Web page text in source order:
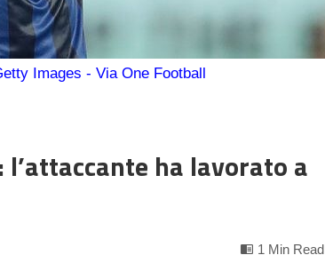
Images - Via One Football
ha lavorato a
1 Min Read